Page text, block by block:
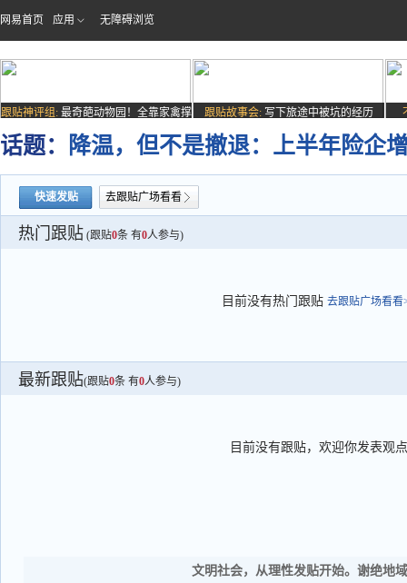
网易首页 应用 无障碍浏览
跟贴神评组: 最奇葩动物园！全靠家禽撑
场子
跟贴故事会: 写下旅途中被坑的经历
话题： 降温，但不是撤退：上半年险企
快速发贴 去跟贴广场看看
热门跟贴 (跟贴0条 有0人参与)
目前没有热门跟贴 去跟贴广场看看
最新跟贴(跟贴0条 有0人参与)
目前没有跟贴，欢迎你发表观点
文明社会，从理性发贴开始。谢绝地